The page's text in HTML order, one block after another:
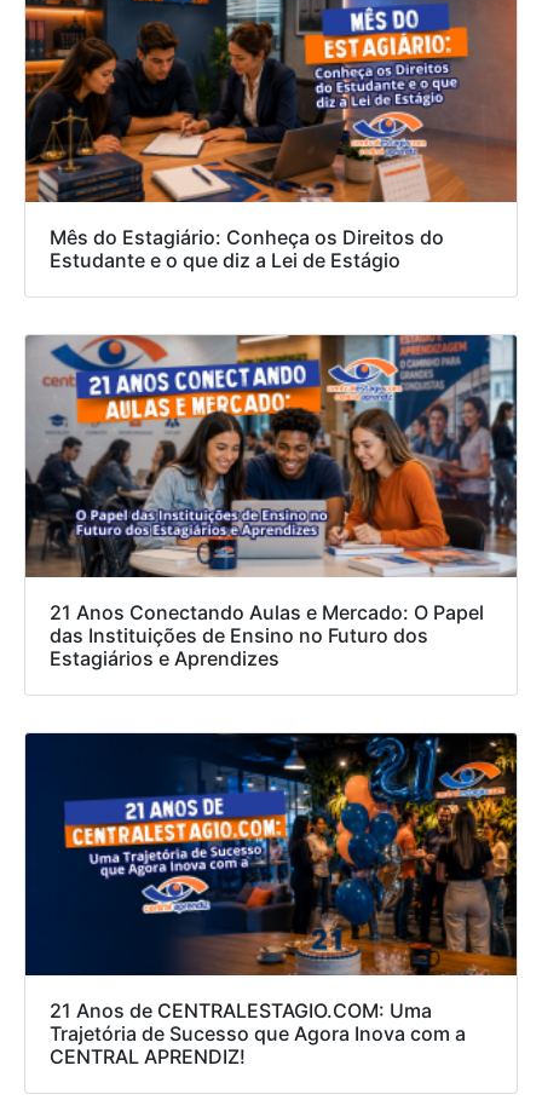
Mês do Estagiário: Conheça os Direitos do
Estudante e o que diz a Lei de Estágio
21 Anos Conectando Aulas e Mercado: O Papel
das Instituições de Ensino no Futuro dos
Estagiários e Aprendizes
21 Anos de CENTRALESTAGIO.COM: Uma
Trajetória de Sucesso que Agora Inova com a
CENTRAL APRENDIZ!